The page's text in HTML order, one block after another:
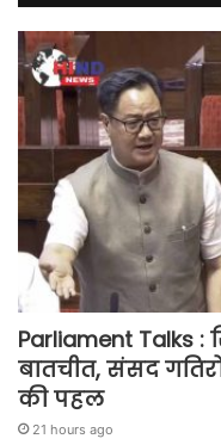
Parliament Talks :
बातचीत, संसद
की पहल
21 hours ago